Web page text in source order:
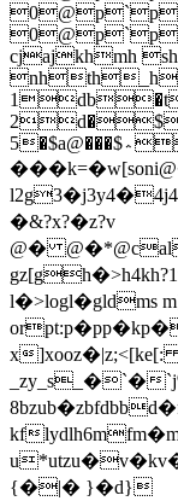
�&?x?�z?v
@�
l�>logl�gldms
x
_zy_s_�`�
kf
{�|� }�d}